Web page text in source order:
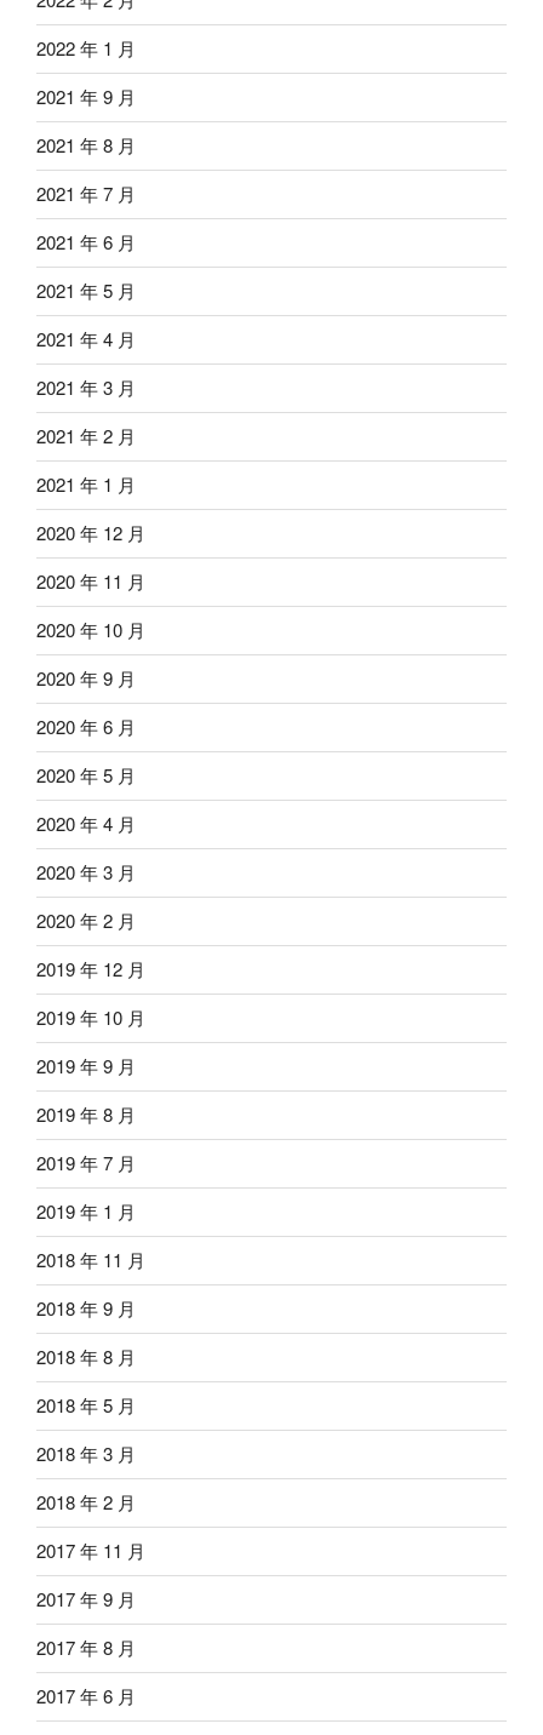
2022 年 1 月
2021 年 9 月
2021 年 8 月
2021 年 7 月
2021 年 6 月
2021 年 5 月
2021 年 4 月
2021 年 3 月
2021 年 2 月
2021 年 1 月
2020 年 12 月
2020 年 11 月
2020 年 10 月
2020 年 9 月
2020 年 6 月
2020 年 5 月
2020 年 4 月
2020 年 3 月
2020 年 2 月
2019 年 12 月
2019 年 10 月
2019 年 9 月
2019 年 8 月
2019 年 7 月
2019 年 1 月
2018 年 11 月
2018 年 9 月
2018 年 8 月
2018 年 5 月
2018 年 3 月
2018 年 2 月
2017 年 11 月
2017 年 9 月
2017 年 8 月
2017 年 6 月